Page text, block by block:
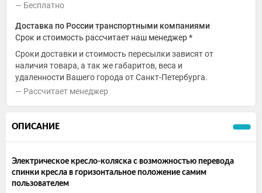
Бесплатно
Доставка по России транспортными компаниями
Срок и стоимость рассчитает наш менеджер *
Сроки доставки и стоимость пересылки зависят от
наличия товара, а так же габаритов, веса и
удаленности Вашего города от Санкт-Петербурга.
Рассчитает менеджер
ОПИСАНИЕ
Электрическое кресло-коляска с возможностью перевода
спинки кресла в горизонтальное положение самим
пользователем